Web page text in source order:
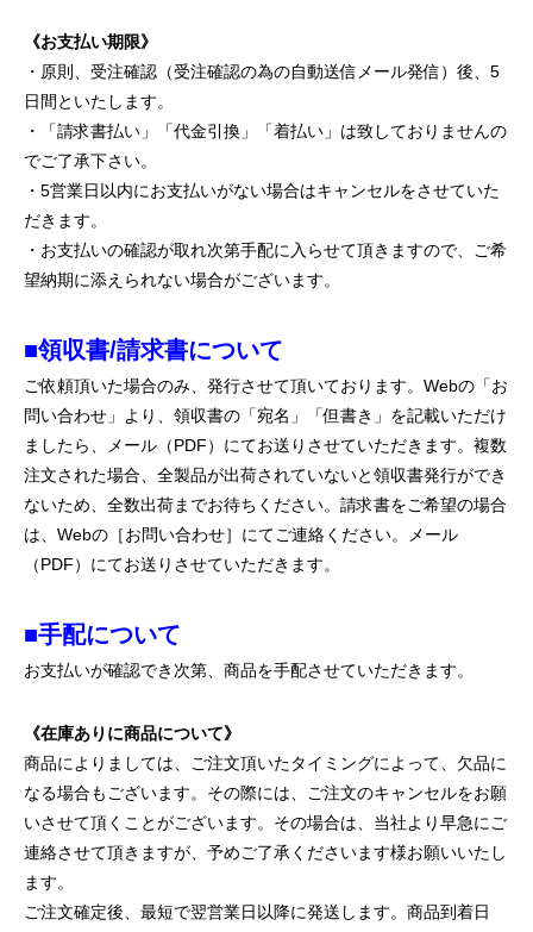
《お支払い期限》
・原則、受注確認（受注確認の為の自動送信メール発信）後、5
日間といたします。
・「請求書払い」「代金引換」「着払い」は致しておりませんの
でご了承下さい。
・5営業日以内にお支払いがない場合はキャンセルをさせていた
だきます。
・お支払いの確認が取れ次第手配に入らせて頂きますので、ご希
望納期に添えられない場合がございます。
■領収書/請求書について
ご依頼頂いた場合のみ、発行させて頂いております。Webの「お
問い合わせ」より、領収書の「宛名」「但書き」を記載いただけ
ましたら、メール（PDF）にてお送りさせていただきます。複数
注文された場合、全製品が出荷されていないと領収書発行ができ
ないため、全数出荷までお待ちください。請求書をご希望の場合
は、Webの［お問い合わせ］にてご連絡ください。メール
（PDF）にてお送りさせていただきます。
■手配について
お支払いが確認でき次第、商品を手配させていただきます。
《在庫ありに商品について》
商品によりましては、ご注文頂いたタイミングによって、欠品に
なる場合もございます。その際には、ご注文のキャンセルをお願
いさせて頂くことがございます。その場合は、当社より早急にご
連絡させて頂きますが、予めご了承くださいます様お願いいたし
ます。
ご注文確定後、最短で翌営業日以降に発送します。商品到着日